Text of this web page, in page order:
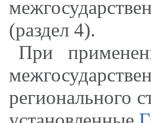
(раздел 4).
При
регионального